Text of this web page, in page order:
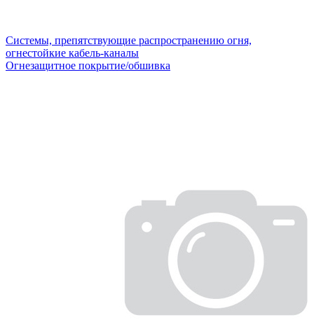
Системы, препятствующие распространению огня,
огнестойкие кабель-каналы
Огнезащитное покрытие/обшивка